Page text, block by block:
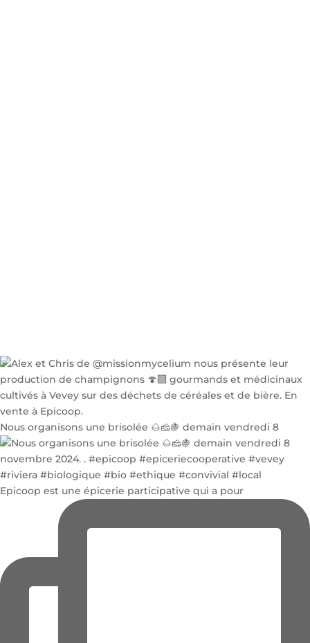
Nous organisons une brisolée 🌰🧀🍇 demain vendredi 8
Epicoop est une épicerie participative qui a pour